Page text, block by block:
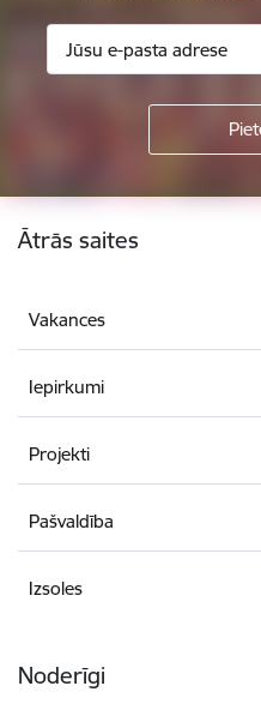
Kājene
Ātrās saites
Vakances
Iepirkumi
Projekti
Pašvaldība
Izsoles
Noderīgi